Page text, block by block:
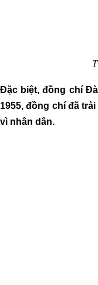
Đặc biệt, đồng chí
1955, đồng chí đã
vì nhân dân.